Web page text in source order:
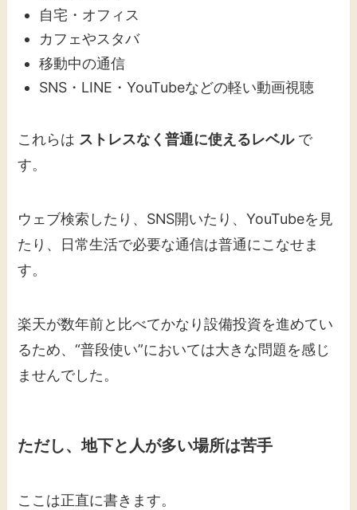
自宅・オフィス
カフェやスタバ
移動中の通信
SNS・LINE・YouTubeなどの軽い動画視聴
これらは ストレスなく普通に使えるレベルで
す。
ウェブ検索したり、SNS開いたり、YouTubeを見
たり、日常生活で必要な通信は普通にこなせま
す。
楽天が数年前と比べてかなり設備投資を進めてい
るため、“普段使い”においては大きな問題を感じ
ませんでした。
ただし、地下と人が多い場所は苦手
ここは正直に書きます。